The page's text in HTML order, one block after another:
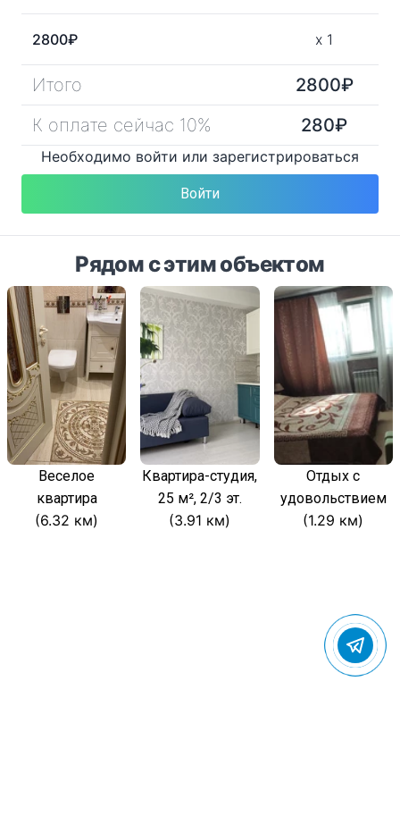
2800₽ x 1
Итого 2800₽
К оплате сейчас 10%
280₽
Необходимо войти или зарегистрироваться
Войти
Рядом с этим объектом
Веселое
квартира
(6.32 км)
Квартира-студия,
25 м², 2/3 эт.
(3.91 км)
Отдых с
удовольствием
(1.29 км)